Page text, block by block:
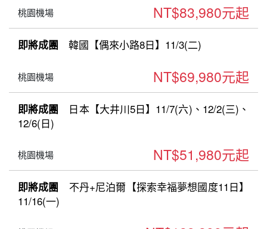
桃園機場 NT$83,980元起
即將成團 韓國【偶來小路8日】11/3(二)
桃園機場 NT$69,980元起
即將成團 日本【大井川5日】11/7(六)、12/2(三)、
12/6(日)
桃園機場 NT$51,980元起
即將成團 不丹+尼泊爾【探索幸福夢想國度11日】
11/16(一)